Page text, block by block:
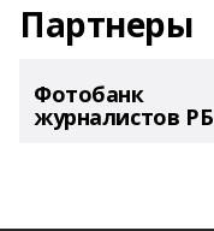
Партнеры
Фотобанк
журналистов РБ